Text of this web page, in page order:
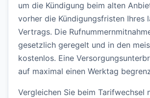
um die Kündigung beim alten
vorher die Kündigungsfristen Ihres
Vertrags. Die
gesetzlich geregelt und in den
kostenlos. Eine
auf maximal einen Werktag
Vergleichen Sie beim Tarifwechsel